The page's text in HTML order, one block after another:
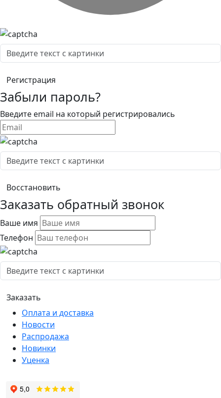
Забыли пароль?
Введите email на который регистрировались
Заказать обратный звонок
Ваше имя
Телефон
Оплата и доставка
Новости
Распродажа
Новинки
Уценка